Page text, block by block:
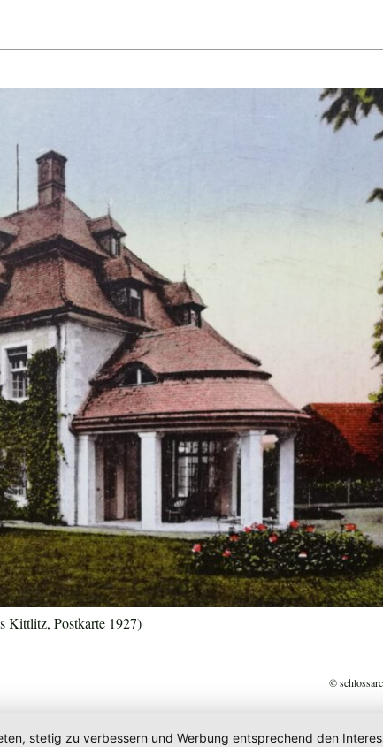
Kittlitz, Postkarte 1927)
©
stetig zu verbessern und Werbung entsprechend den